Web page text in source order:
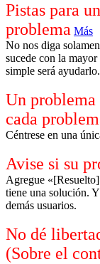
Pistas para
problema Más
No nos diga
sucede con la
simple será ayudarlo.
Un problema
cada
Céntrese en una
Avise si su
Agregue
tiene una solución.
demás usuarios.
No dé
(Sobre el